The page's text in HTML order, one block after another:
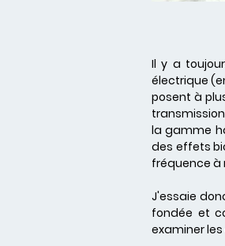
Il y a
électrique
posent à
la gamme
des effets
fréquence à
J'essaie
fondée et
examiner